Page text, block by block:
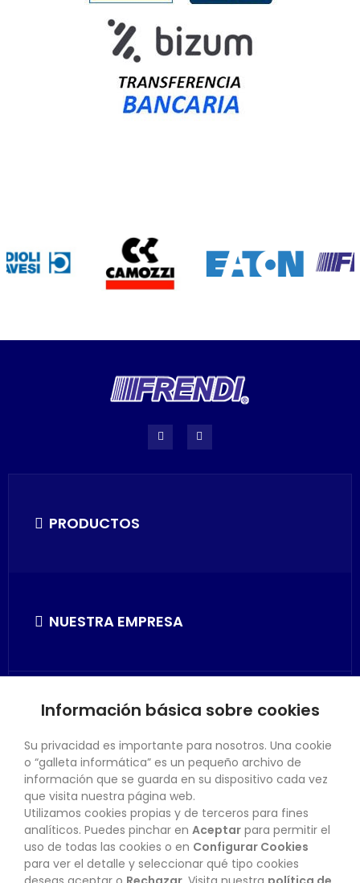
PRODUCTOS
NUESTRA EMPRESA
SU CUENTA
CONTACTO
Información básica sobre cookies
Su privacidad es importante para nosotros. Una cookie
o “galleta informática” es un pequeño archivo de
información que se guarda en su dispositivo cada vez
que visita nuestra página web.
Utilizamos cookies propias y de terceros para fines
analíticos. Puedes pinchar en Aceptar para permitir el
uso de todas las cookies o en Configurar Cookies
para ver el detalle y seleccionar qué tipo cookies